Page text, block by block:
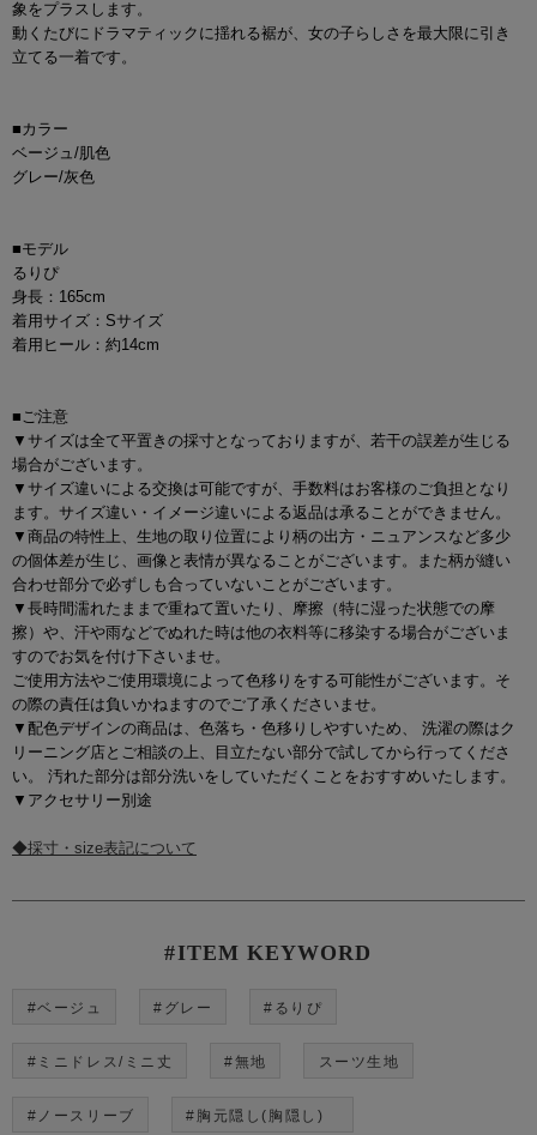
象をプラスします。
動くたびにドラマティックに揺れる裾が、女の子らしさを最大限に引き
立てる一着です。
■カラー
ベージュ/肌色
グレー/灰色
■モデル
るりぴ
身長：165cm
着用サイズ：Sサイズ
着用ヒール：約14cm
■ご注意
▼サイズは全て平置きの採寸となっておりますが、若干の誤差が生じる
場合がございます。
▼サイズ違いによる交換は可能ですが、手数料はお客様のご負担となり
ます。サイズ違い・イメージ違いによる返品は承ることができません。
▼商品の特性上、生地の取り位置により柄の出方・ニュアンスなど多少
の個体差が生じ、画像と表情が異なることがございます。また柄が縫い
合わせ部分で必ずしも合っていないことがございます。
▼長時間濡れたままで重ねて置いたり、摩擦（特に湿った状態での摩
擦）や、汗や雨などでぬれた時は他の衣料等に移染する場合がございま
すのでお気を付け下さいませ。
ご使用方法やご使用環境によって色移りをする可能性がございます。そ
の際の責任は負いかねますのでご了承くださいませ。
▼配色デザインの商品は、色落ち・色移りしやすいため、 洗濯の際はク
リーニング店とご相談の上、目立たない部分で試してから行ってくださ
い。 汚れた部分は部分洗いをしていただくことをおすすめいたします。
▼アクセサリー別途
◆採寸・size表記について
#ITEM KEYWORD
#ベージュ #グレー #るりぴ
#ミニドレス/ミニ丈 #無地 スーツ生地
#ノースリーブ #胸元隠し(胸隠し)